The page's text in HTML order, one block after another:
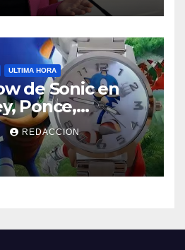
ULTIMA HORA
de Sonic en
Ponce,
y Humacao,
para el que
REDACCION